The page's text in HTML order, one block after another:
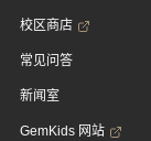
校区商店
常见问答
新闻室
GemKids 网站